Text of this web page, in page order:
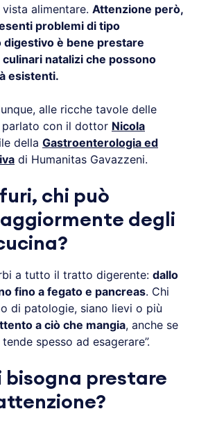
alimentare. Attenzione però,
problemi di tipo
è bene prestare
culinari natalizi che possono
esistenti.
alle ricche tavole delle
parlato con il dottor Nicola
della Gastroenterologia ed
di Humanitas Gavazzeni.
chi può
degli
a tutto il tratto digerente: dallo
fino a fegato e pancreas. Chi
di patologie, siano lievi o più
a ciò che mangia, anche se
spesso ad esagerare”.
bisogna prestare